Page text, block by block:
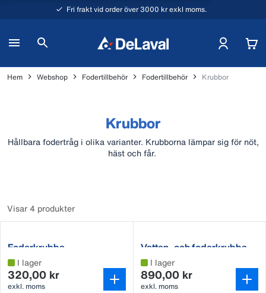
Fri frakt vid order över 3000 kr exkl moms.
Hem Webshop Fodertillbehör Fodertillbehör Krubbor
Krubbor
Hållbara fodertråg i olika varianter. Krubborna lämpar sig för nöt,
häst och får.
Visar 4 produkter
Foderkrubba
I lager
320,00 kr
exkl. moms
Vatten- och foderkrubba
I lager
890,00 kr
exkl. moms